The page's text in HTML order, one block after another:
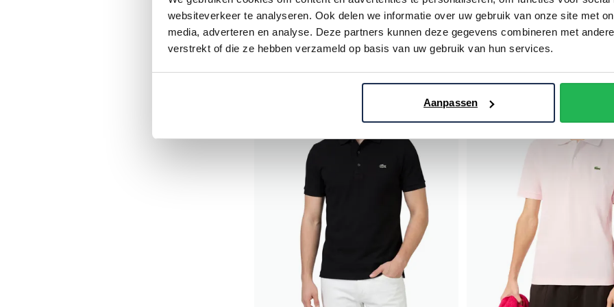
websiteverkeer te analyseren. Ook delen we informatie over uw gebruik van onze site met
media, adverteren en analyse. Deze partners kunnen deze gegevens combineren met
verstrekt of die ze hebben verzameld op basis van uw gebruik van hun services.
Aanpassen
€ 120,00 € 60,00 - 50% € 120,00 € 60,00 - 50%